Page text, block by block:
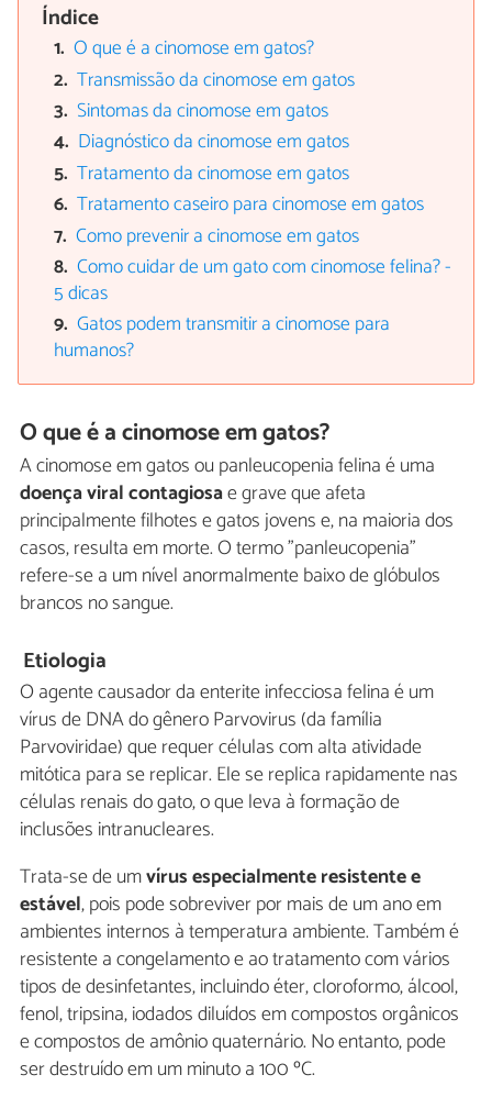
Índice
O que é a cinomose em gatos?
Transmissão da cinomose em gatos
Sintomas da cinomose em gatos
Diagnóstico da cinomose em gatos
Tratamento da cinomose em gatos
Tratamento caseiro para cinomose em gatos
Como prevenir a cinomose em gatos
Como cuidar de um gato com cinomose felina? -
5 dicas
Gatos podem transmitir a cinomose para
humanos?
O que é a cinomose em gatos?
A cinomose em gatos ou panleucopenia felina é uma
doença viral contagiosae grave que afeta
principalmente filhotes e gatos jovens e, na maioria dos
casos, resulta em morte. O termo "panleucopenia"
refere-se a um nível anormalmente baixo de glóbulos
brancos no sangue.
Etiologia
O agente causador da enterite infecciosa felina é um
vírus de DNA do gênero Parvovirus (da família
Parvoviridae) que requer células com alta atividade
mitótica para se replicar. Ele se replica rapidamente nas
células renais do gato, o que leva à formação de
inclusões intranucleares.
Trata-se de umvírus especialmente resistente e
estável, pois pode sobreviver por mais de um ano em
ambientes internos à temperatura ambiente. Também é
resistente a congelamento e ao tratamento com vários
tipos de desinfetantes, incluindo éter, cloroformo, álcool,
fenol, tripsina, iodados diluídos em compostos orgânicos
e compostos de amônio quaternário. No entanto, pode
ser destruído em um minuto a 100 ºC.